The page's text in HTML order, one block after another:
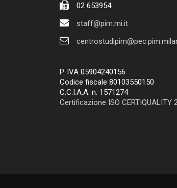
02 653954
staff@pim.mi.it
P. IVA 05904240156
Codice fiscale 80103550150
C.C.I.A.A. n. 1571274
Certificazione ISO CERTIQUALITY